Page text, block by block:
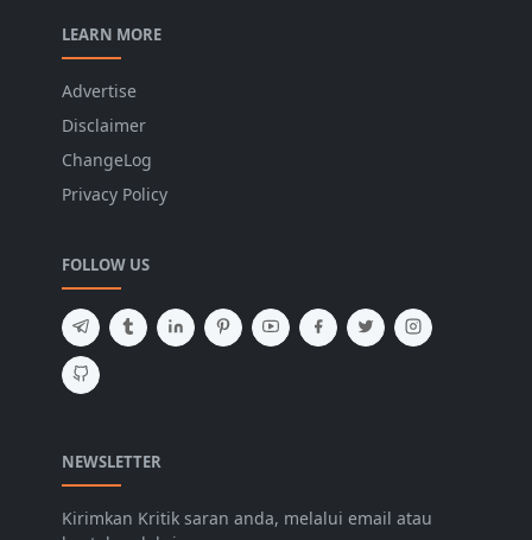
LEARN MORE
Advertise
Disclaimer
ChangeLog
Privacy Policy
FOLLOW US
NEWSLETTER
Kirimkan Kritik saran anda, melalui email atau